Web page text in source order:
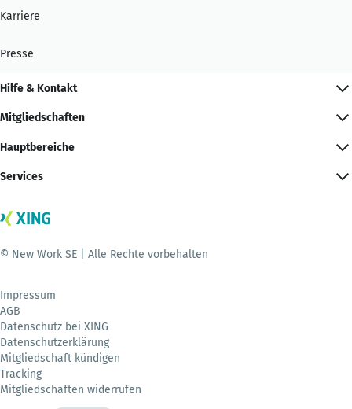
Karriere
Presse
Hilfe & Kontakt
Mitgliedschaften
Hauptbereiche
Services
© New Work SE | Alle Rechte vorbehalten
Impressum
AGB
Datenschutz bei XING
Datenschutzerklärung
Mitgliedschaft kündigen
Tracking
Mitgliedschaften widerrufen